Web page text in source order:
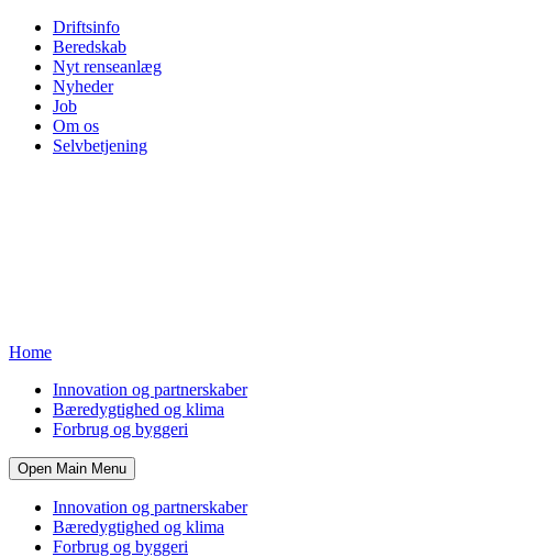
Driftsinfo
Beredskab
Nyt renseanlæg
Nyheder
Job
Om os
Selvbetjening
Home
Innovation og partnerskaber
Bæredygtighed og klima
Forbrug og byggeri
Open Main Menu
Innovation og partnerskaber
Bæredygtighed og klima
Forbrug og byggeri